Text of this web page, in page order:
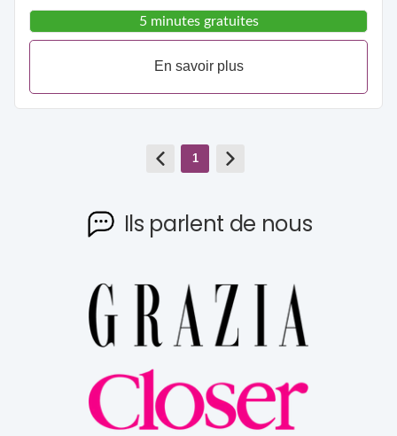
5 minutes gratuites
En savoir plus
1
Ils parlent de nous